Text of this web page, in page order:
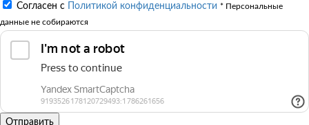
Согласен с
Политикой конфиденциальности * Персональные
данные не собираются
Отправить